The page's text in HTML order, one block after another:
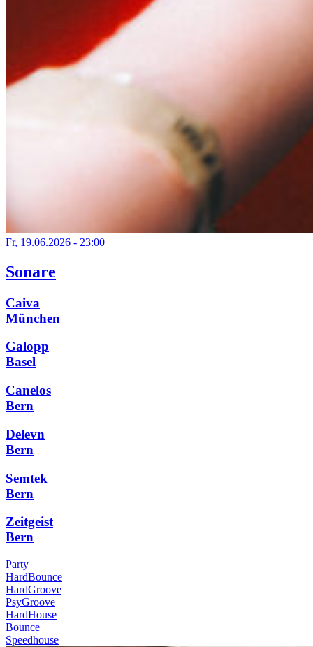
Fr, 19.06.2026 - 23:00
Sonare
Caiva
München
Galopp
Basel
Canelos
Bern
Delevn
Bern
Semtek
Bern
Zeitgeist
Bern
Party
HardBounce
HardGroove
PsyGroove
HardHouse
Bounce
Speedhouse